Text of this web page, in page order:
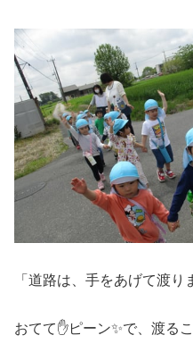
「道路は、手をあげて渡り
おてて✋ピーン✨で、渡る